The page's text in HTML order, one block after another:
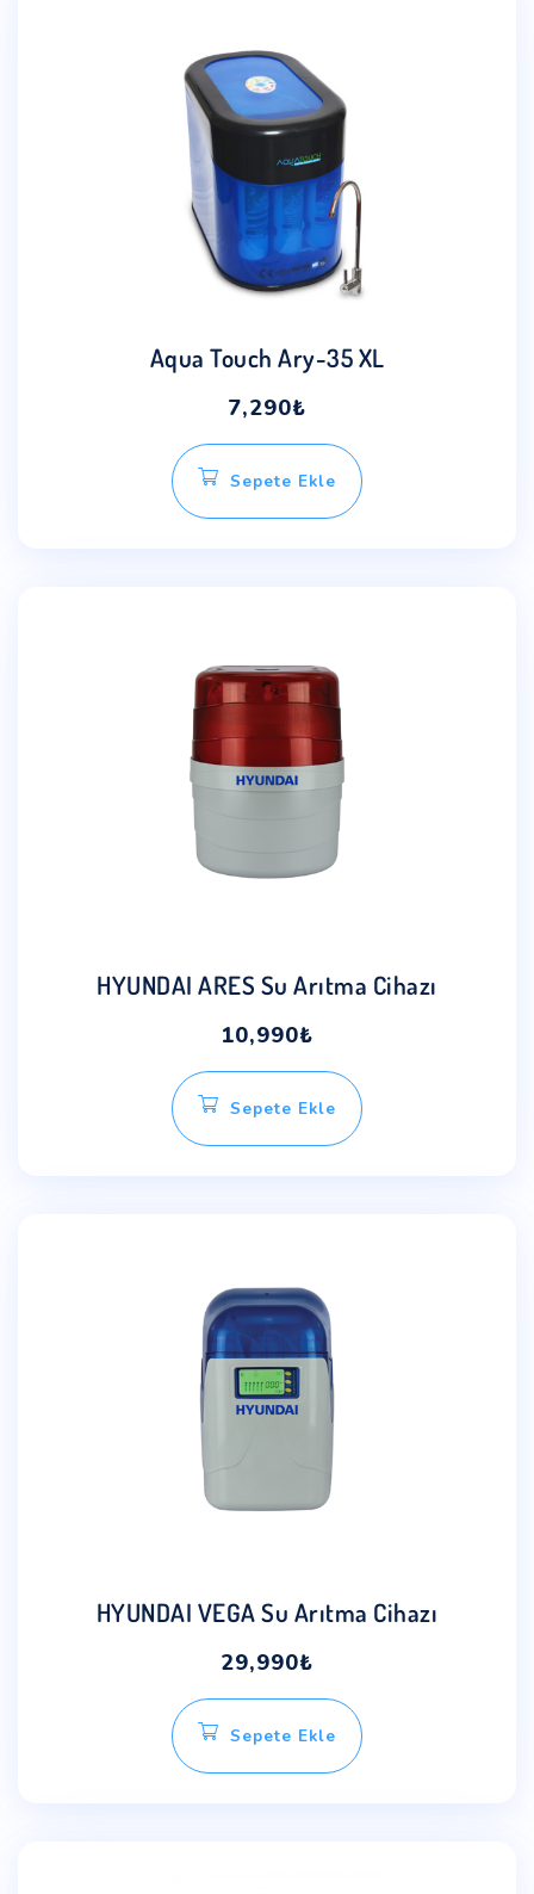
Aqua Touch Ary-35 XL
7,290₺
Sepete Ekle
HYUNDAI ARES Su Arıtma Cihazı
10,990₺
Sepete Ekle
HYUNDAI VEGA Su Arıtma Cihazı
29,990₺
Sepete Ekle